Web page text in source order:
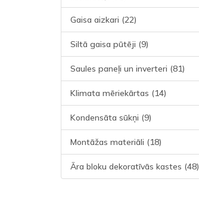
Gaisa aizkari (22)
Siltā gaisa pūtēji (9)
Saules paneļi un inverteri (81)
Klimata mēriekārtas (14)
Kondensāta sūkņi (9)
Montāžas materiāli (18)
Āra bloku dekoratīvās kastes (48)